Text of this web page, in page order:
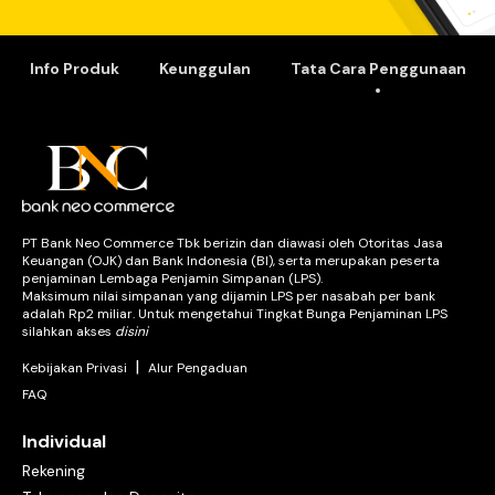
Transfer sesama rekening Bank Neo Commerce (BNC) tak hanya
praktis, tapi juga dijamin aman dan tepat waktu.
Bagaimana cara menggunakan transfer pakai aplikasi
Langkah 1
Buka aplikasi neobank lalu pilih menu “Transfer” dan “Transfer
Bank”
Masukkan nama bank, nomor rekening penerima, dan jumlah uang
yang ingin Anda kirim
Pastikan informasi yang Anda masukkan sudah benar, dan
selesaikan transfer dana dengan memasukkan nomor PIN
Info Produk Keunggulan Tata Cara Penggunaan
PT Bank Neo Commerce Tbk berizin dan diawasi oleh Otoritas Jasa
Keuangan (OJK) dan Bank Indonesia (BI), serta merupakan peserta
penjaminan Lembaga Penjamin Simpanan (LPS).
Maksimum nilai simpanan yang dijamin LPS per nasabah per bank
adalah Rp2 miliar. Untuk mengetahui Tingkat Bunga Penjaminan LPS
silahkan akses disini
Kebijakan Privasi | Alur Pengaduan
FAQ
Individual
Rekening